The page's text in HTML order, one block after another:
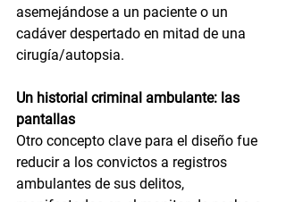
asemejándose a un paciente o un
cadáver despertado en mitad de una
cirugía/autopsia.
Un historial criminal ambulante: las
pantallas
Otro concepto clave para el diseño fue
reducir a los convictos a registros
ambulantes de sus delitos,